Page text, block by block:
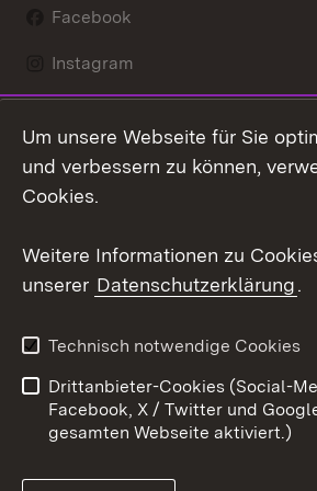
Facebook
Instagram
Social Wall
Youtube
Kontakt
Barrierefreiheit
Impressum Cookies
Um unsere Webseite für Sie
und verbessern zu können,
Cookies.
Weitere Informationen zu
unserer Datenschutzerklärung.
Technisch notwendige Cookies
Drittanbieter-Cookies (Social-
Facebook, X / Twitter und
gesamten Webseite aktiviert.)